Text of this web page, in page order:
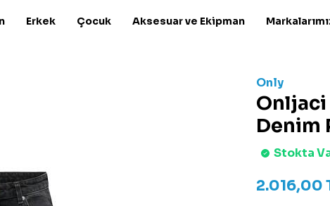
Erkek Çocuk Aksesuar ve Ekipman
Only
Onljaci
Denim
Stokta
2.016,00